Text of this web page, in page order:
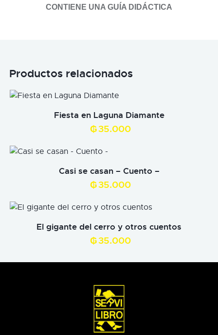
CONTIENE UNA GUÍA DIDÁCTICA
Productos relacionados
Fiesta en Laguna Diamante
₲35.000
Casi se casan – Cuento –
₲35.000
El gigante del cerro y otros cuentos
₲35.000